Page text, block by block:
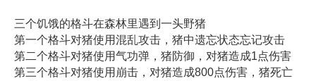
三个饥饿的格斗在森林里遇到一头野猪
第一个格斗对猪使用混乱攻击，猪中遗忘状态忘记攻击
第二个格斗对猪使用气功弹，猪防御，对猪造成1点伤害
第三个格斗对猪使用崩击，对猪造成800点伤害，猪死亡